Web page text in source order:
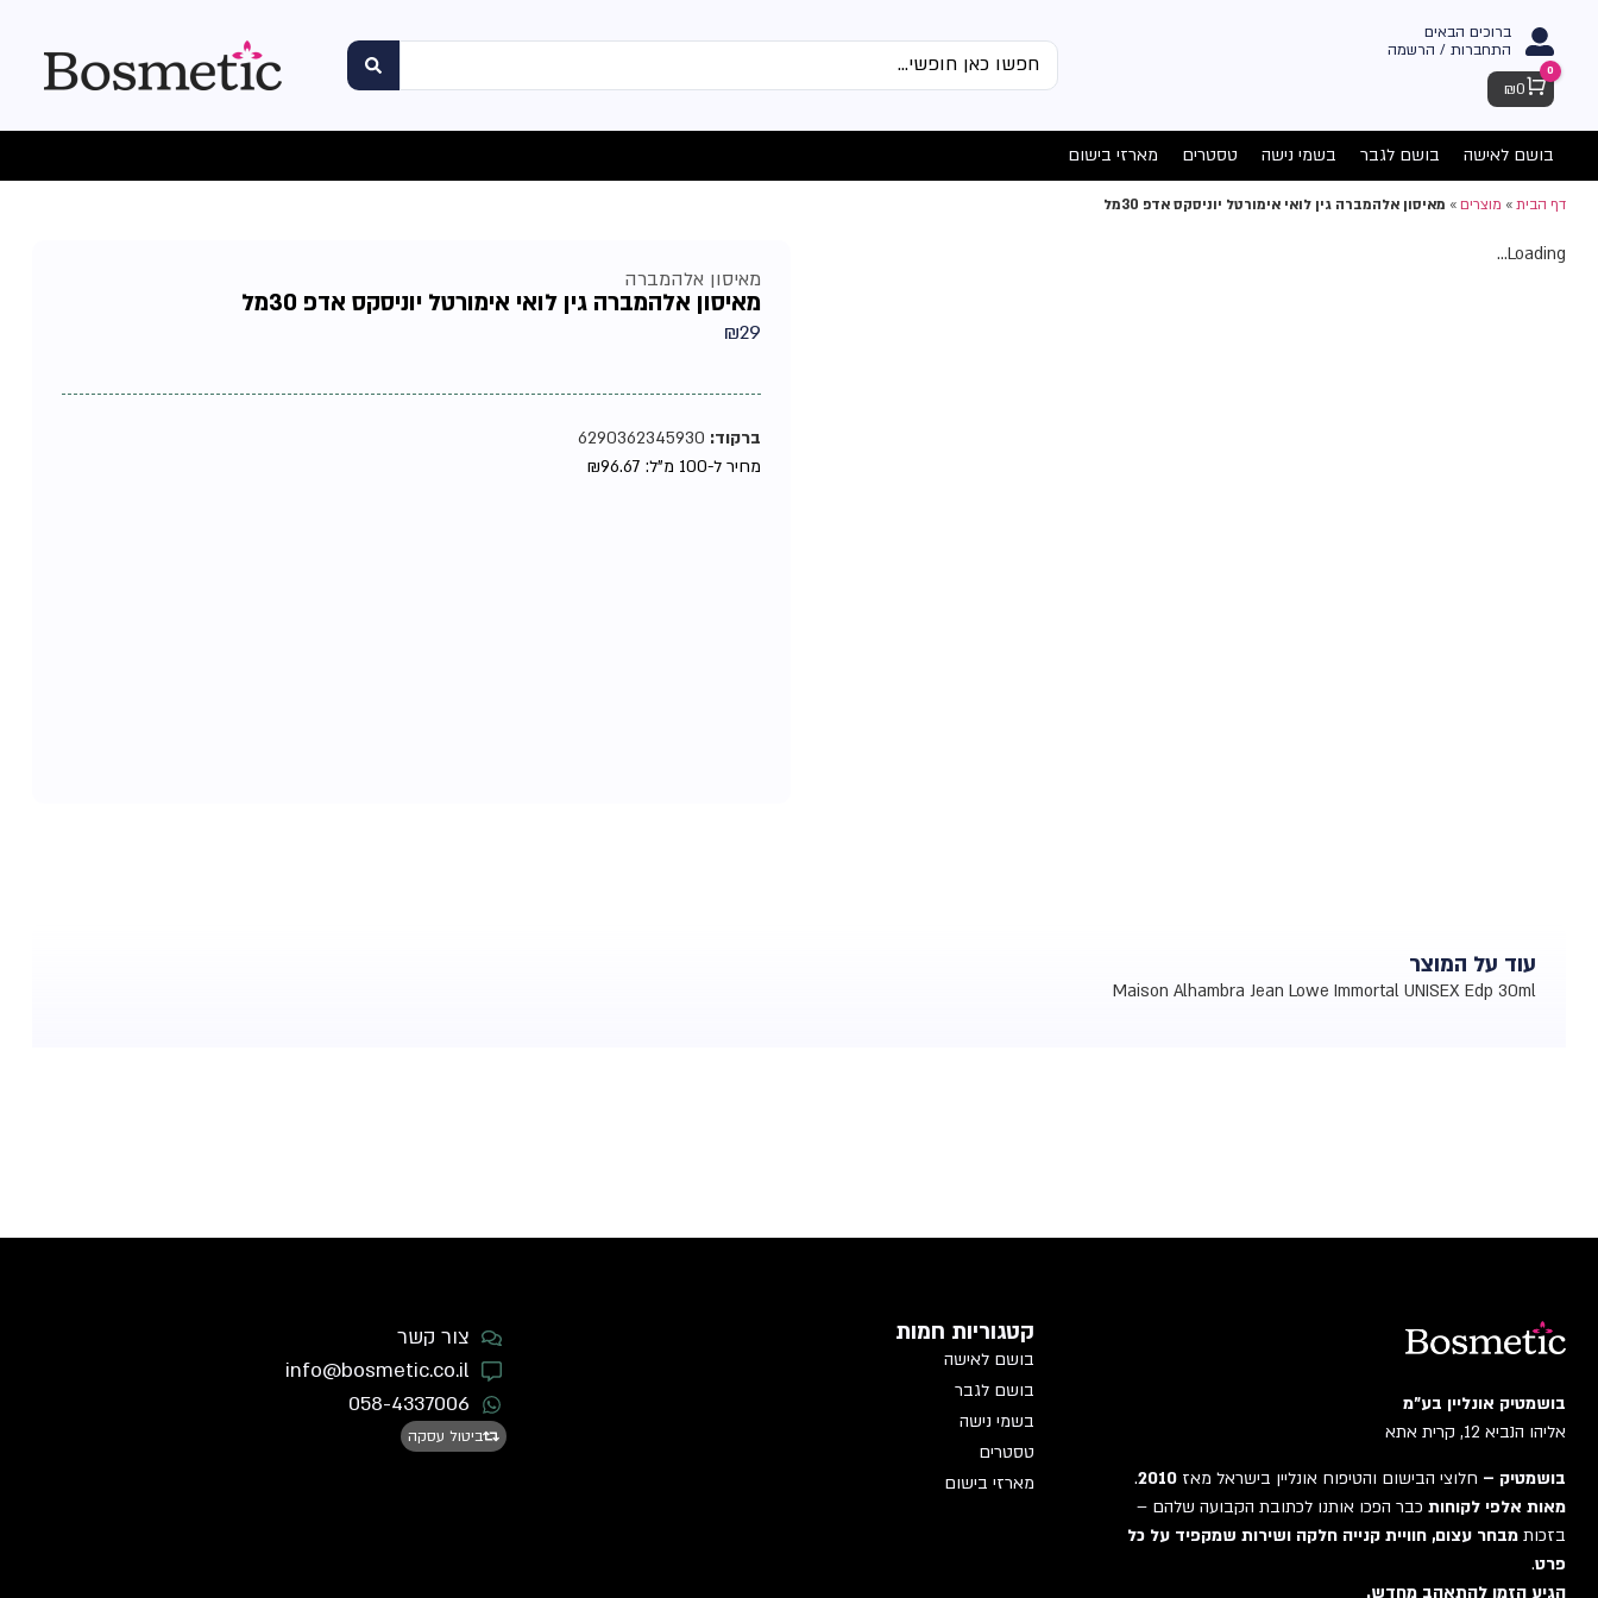
ברוכים הבאים
התחברות / הרשמה
Cart
0
₪0
בושם לאישה בושם לגבר בשמי נישה טסטרים מארזי בישום
דף הבית» מוצרים» מאיסון אלהמברה גין לואי אימורטל יוניסקס אדפ 30מל
Loading...
מאיסון אלהמברה
מאיסון אלהמברה גין לואי אימורטל יוניסקס אדפ 30מל
₪29
ברקוד:
מחיר ל-100 מ"ל:
₪96.67
עוד על המוצר
Maison Alhambra Jean Lowe Immortal UNISEX Edp 30ml
בושמטיק אונליין בע"מ
אליהו הנביא 12, קרית אתא
בושמטיק – חלוצי הבישום והטיפוח אונליין בישראל מאז 2010
.
מאות אלפי לקוחות כבר הפכו אותנו לכתובת הקבועה שלהם –
בזכות מבחר עצום, חוויית קנייה חלקה ושירות שמקפיד על כל
פרט.
הגיע הזמן להתאהב מחדש.
קטגוריות חמות
בושם לאישה
בושם לגבר
בשמי נישה
טסטרים
מארזי בישום
צור קשר
info@bosmetic.co.il
058-4337006
ביטול עסקה